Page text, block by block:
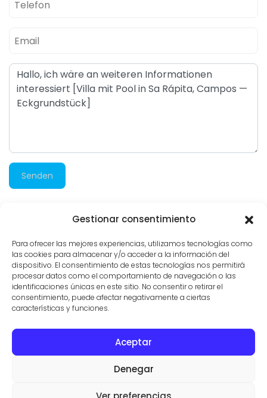
Gestionar consentimiento
Para ofrecer las mejores experiencias, utilizamos tecnologías como
las cookies para almacenar y/o acceder a la información del
dispositivo. El consentimiento de estas tecnologías nos permitirá
procesar datos como el comportamiento de navegación o las
identificaciones únicas en este sitio. No consentir o retirar el
consentimiento, puede afectar negativamente a ciertas
características y funciones.
Aceptar
Denegar
Senden
942 besuche
© IMMOBILIENMAKLER IN SES SALINESVILLAS Y FINCAS MALLORCA